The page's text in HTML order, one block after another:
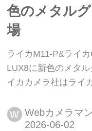
色のメタル
場
ライカM11-P&ライ
LUX8に新色のメタ
イカカメラ社はライ
レーを追加すると発
W Webカメラマン